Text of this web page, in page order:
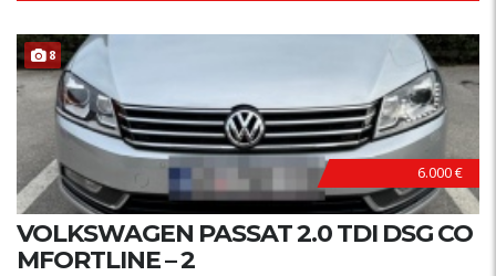
8
6.000 €
VOLKSWAGEN PASSAT 2.0 TDI DSG CO
MFORTLINE – 2